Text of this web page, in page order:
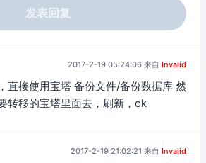
发表回复
2017-2-19 05:24:06 来自 Invalid
直接使用宝塔 备份文件/备份数据库 然
转移的宝塔里面去，刷新，ok
2017-2-19 21:02:21 来自 Invalid